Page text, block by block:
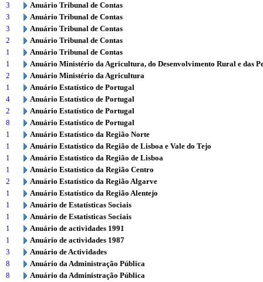
3
Anuário Tribunal de Contas
3
Anuário Tribunal de Contas
3
Anuário Tribunal de Contas
2
Anuário Tribunal de Contas
1
Anuário Tribunal de Contas
1
Anuário Ministério da Agricultura, do Desenvolvimento Rural e das
2
Anuário Ministério da Agricultura
1
Anuário Estatístico de Portugal
4
Anuário Estatístico de Portugal
2
Anuário Estatístico de Portugal
8
Anuário Estatístico de Portugal
1
Anuário Estatístico da Região Norte
1
Anuário Estatístico da Região de Lisboa e Vale do Tejo
1
Anuário Estatístico da Região de Lisboa
1
Anuário Estatístico da Região Centro
2
Anuário Estatístico da Região Algarve
1
Anuário Estatístico da Região Alentejo
1
Anuário de Estatísticas Sociais
1
Anuário de Estatísticas Sociais
1
Anuário de actividades 1991
1
Anuário de actividades 1987
3
Anuário de Actividades
8
Anuário da Administração Pública
8
Anuário da Administração Pública